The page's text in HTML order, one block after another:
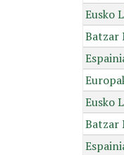
Eusko
Batzar
Eusko
Batzar